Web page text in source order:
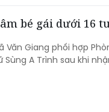
bé gái dưới 16
Văn Giang phối hợp
Sùng A Trình sau khi